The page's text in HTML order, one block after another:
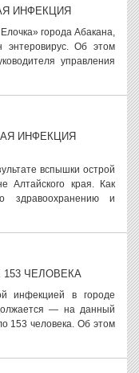
ИНФЕКЦИЯ
города Абакана,
энтеровирус. Об этом
управления
ИНФЕКЦИЯ
вспышки острой
Алтайского края. Как
здравоохранению и
ЧЕЛОВЕКА
инфекцией в городе
— на данный
153 человека. Об этом